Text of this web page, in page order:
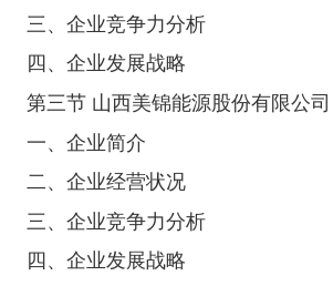
三、企业竞争力分析
四、企业发展战略
第三节 山西美锦能源股份有限公司
一、企业简介
二、企业经营状况
三、企业竞争力分析
四、企业发展战略